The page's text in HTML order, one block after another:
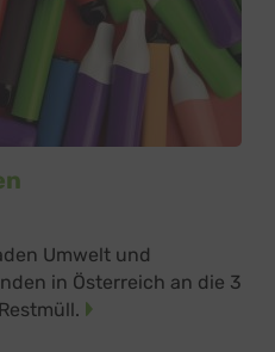
Umwelt und
in Österreich an die 3